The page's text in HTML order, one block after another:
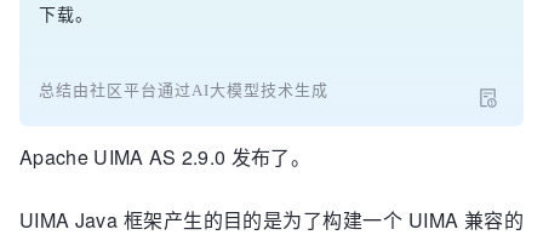
下载。
总结由社区平台通过AI大模型技术生成
Apache UIMA AS 2.9.0 发布了。
UIMA Java 框架产生的目的是为了构建一个 UIMA 兼容的